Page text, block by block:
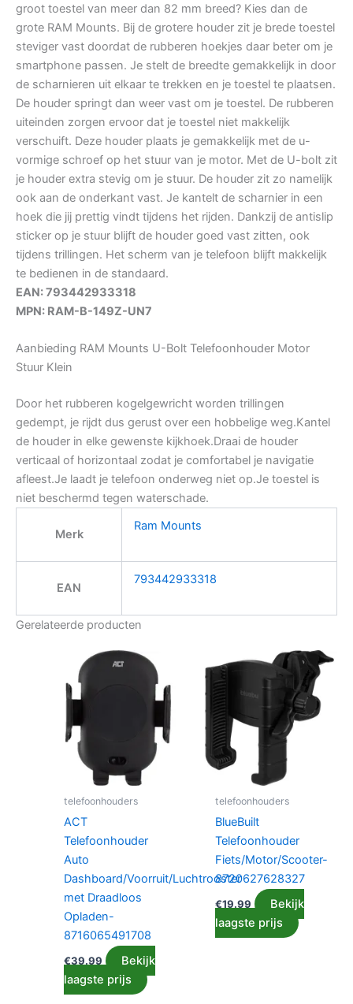
groot toestel van meer dan 82 mm breed? Kies dan de
grote RAM Mounts. Bij de grotere houder zit je brede toestel
steviger vast doordat de rubberen hoekjes daar beter om je
smartphone passen. Je stelt de breedte gemakkelijk in door
de scharnieren uit elkaar te trekken en je toestel te plaatsen.
De houder springt dan weer vast om je toestel. De rubberen
uiteinden zorgen ervoor dat je toestel niet makkelijk
verschuift. Deze houder plaats je gemakkelijk met de u-
vormige schroef op het stuur van je motor. Met de U-bolt zit
je houder extra stevig om je stuur. De houder zit zo namelijk
ook aan de onderkant vast. Je kantelt de scharnier in een
hoek die jij prettig vindt tijdens het rijden. Dankzij de antislip
sticker op je stuur blijft de houder goed vast zitten, ook
tijdens trillingen. Het scherm van je telefoon blijft makkelijk
te bedienen in de standaard.
EAN: 793442933318
MPN: RAM-B-149Z-UN7
Aanbieding RAM Mounts U-Bolt Telefoonhouder Motor
Stuur Klein
Door het rubberen kogelgewricht worden trillingen
gedempt, je rijdt dus gerust over een hobbelige weg.Kantel
de houder in elke gewenste kijkhoek.Draai de houder
verticaal of horizontaal zodat je comfortabel je navigatie
afleest.Je laadt je telefoon onderweg niet op.Je toestel is
niet beschermd tegen waterschade.
Merk
Ram Mounts
EAN
793442933318
Gerelateerde producten
telefoonhouders
ACT
Telefoonhouder
Auto
Dashboard/Voorruit/Luchtrooster
met Draadloos
Opladen-
8716065491708
€39.99
Bekijk
laagste prijs
telefoonhouders
BlueBuilt
Telefoonhouder
Fiets/Motor/Scooter-
8720627628327
€19.99
Bekijk
laagste prijs